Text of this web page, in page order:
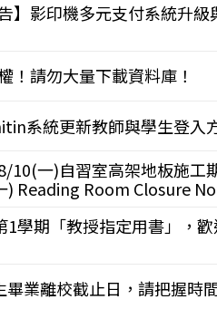
】影印機多元支付系統升
！請勿大量下載資料庫！
系統更新教師與學生登入
8/10(一)自習室高架地板施工
) Reading Room Closure
1學期「教授指定用書」，
畢業離校截止日，請把握時